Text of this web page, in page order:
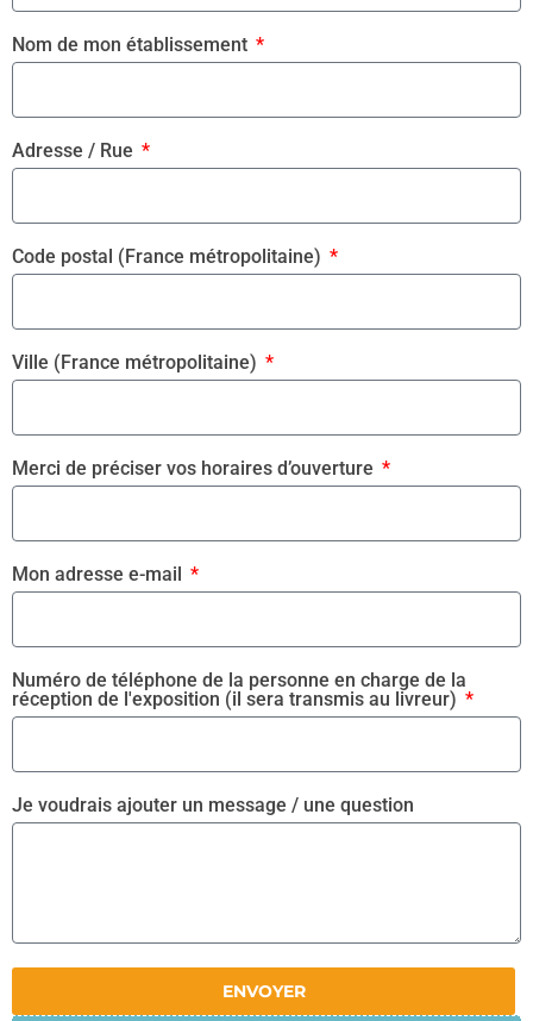
Nom de mon établissement
Adresse / Rue
Code postal (France métropolitaine)
Ville (France métropolitaine)
Merci de préciser vos horaires d’ouverture
Mon adresse e-mail
Numéro de téléphone de la personne en charge de la
réception de l'exposition (il sera transmis au livreur)
Je voudrais ajouter un message / une question
ENVOYER